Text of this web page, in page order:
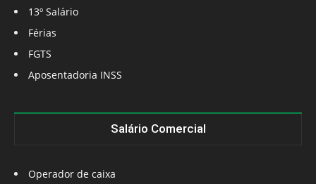
13º Salário
Férias
FGTS
Aposentadoria INSS
Salário Comercial
Operador de caixa